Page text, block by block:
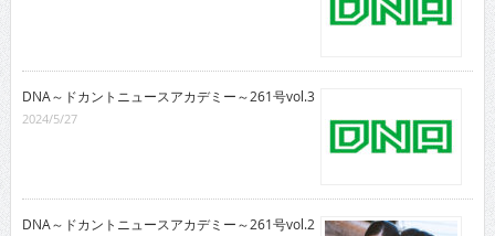
DNA～ドカントニュースアカデミー～261号vol.3
2024/5/27
DNA～ドカントニュースアカデミー～261号vol.2